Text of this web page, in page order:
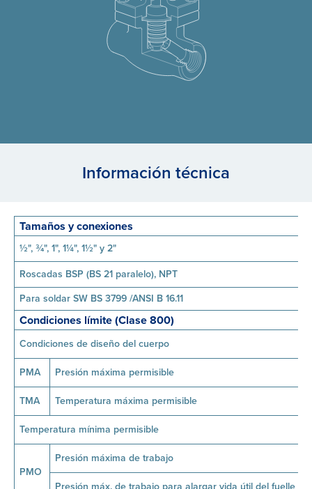
Información técnica
Tamaños y conexiones
½", ¾", 1", 1¼", 1½" y 2"
Roscadas BSP (BS 21 paralelo), NPT
Para soldar SW BS 3799 /ANSI B 16.11
Condiciones límite (Clase 800)
Condiciones de diseño del cuerpo
PMA
Presión máxima permisible
TMA
Temperatura máxima permisible
Temperatura mínima permisible
PMO
Presión máxima de trabajo